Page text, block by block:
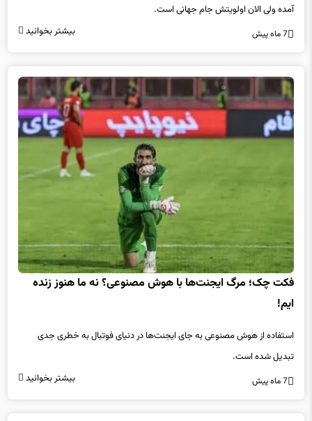
آمده ولی الان اولویتش جام جهانی است.
7 ماه پیش بیشتر بخوانید
فکت چک؛ مرگ ایجنت‌ها با هوش مصنوعی؟ نه ما هنوز زنده
ایم!
استفاده از هوش مصنوعی به جای ایجنت‌ها در دنیای فوتبال به خطری جدی
تبدیل شده است.
7 ماه پیش بیشتر بخوانید